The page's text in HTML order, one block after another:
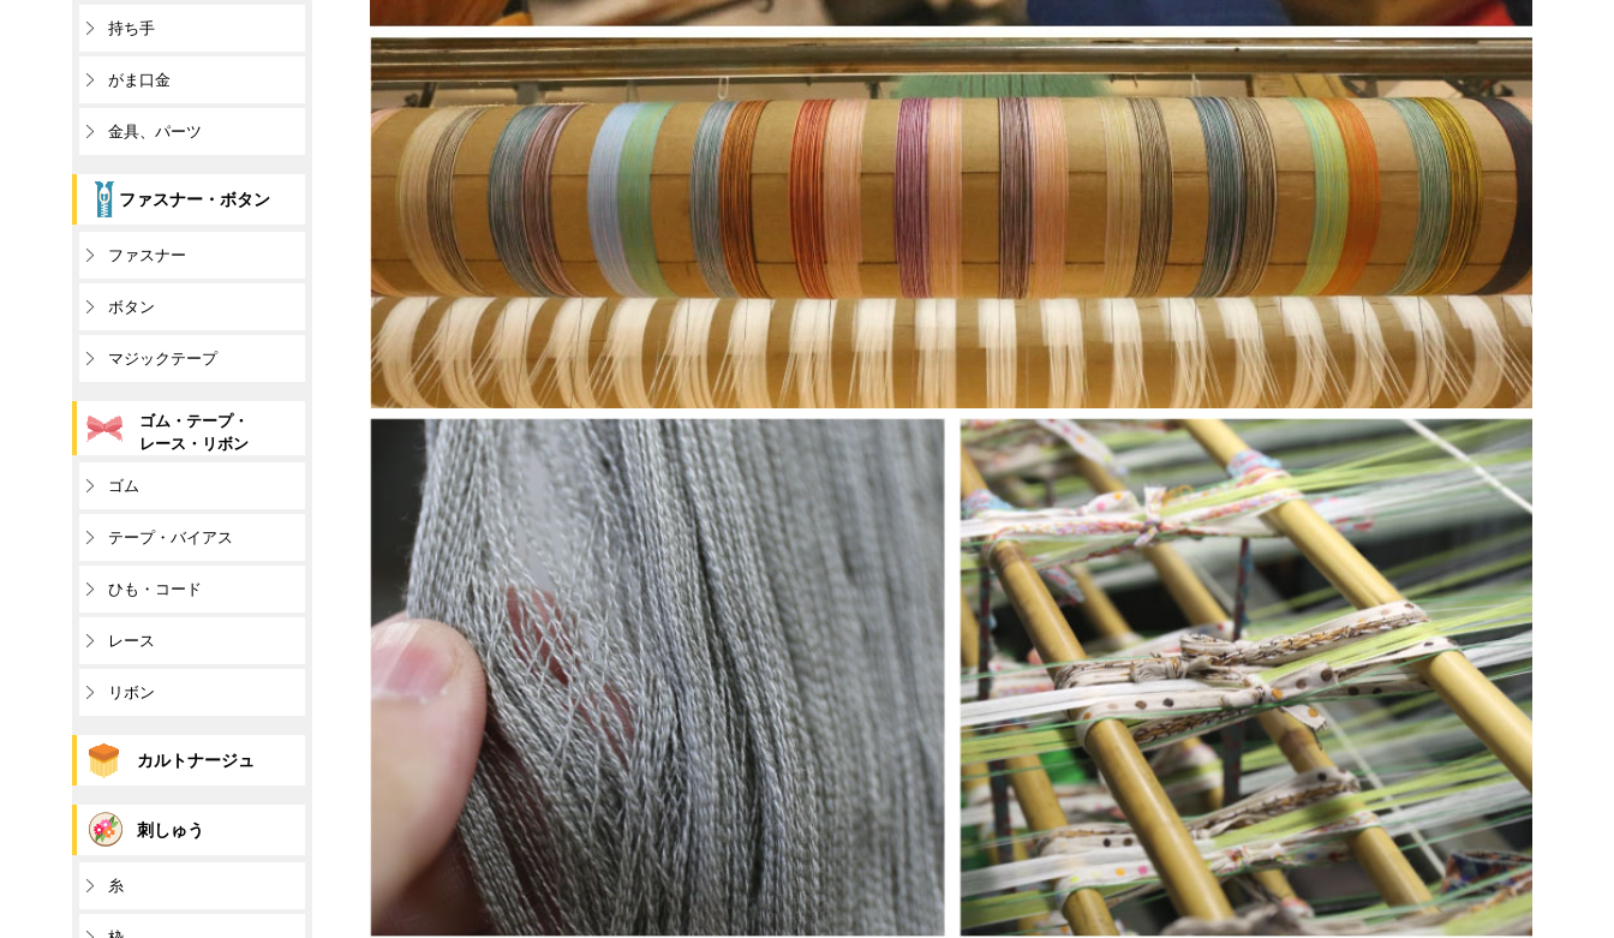
持ち手
がま口金
金具、パーツ
ファスナー・ボタン
ファスナー
ボタン
マジックテープ
ゴム・テープ・
レース・リボン
ゴム
テープ・バイアス
ひも・コード
レース
リボン
カルトナージュ
刺しゅう
糸